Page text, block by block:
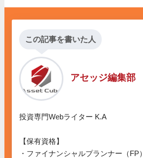
この記事を書いた人
アセッジ編集部
投資専門Webライター K.A
【保有資格】
・ファイナンシャルプランナー（FP）